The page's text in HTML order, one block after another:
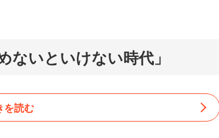
ないといけない時代」
を読む